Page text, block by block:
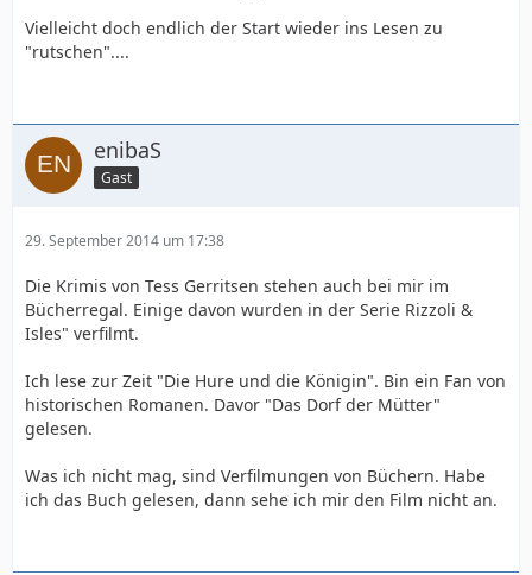
Vielleicht doch endlich der Start wieder ins Lesen zu
"rutschen"....
enibaS
Gast
29. September 2014 um 17:38
Die Krimis von Tess Gerritsen stehen auch bei mir im
Bücherregal. Einige davon wurden in der Serie Rizzoli &
Isles" verfilmt.
Ich lese zur Zeit "Die Hure und die Königin". Bin ein Fan von
historischen Romanen. Davor "Das Dorf der Mütter"
gelesen.
Was ich nicht mag, sind Verfilmungen von Büchern. Habe
ich das Buch gelesen, dann sehe ich mir den Film nicht an.